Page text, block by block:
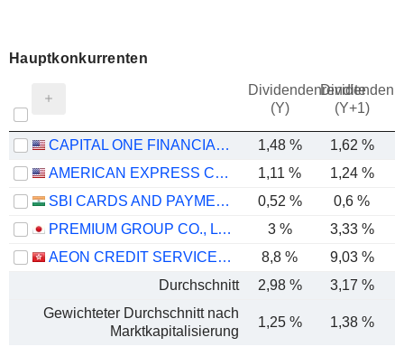
Hauptkonkurrenten
Dividendenrendite
(Y)
(Y+1)
CAPITAL ONE FINANCIAL CORPORATION 1,48 % 1,62 %
AMERICAN EXPRESS COMPANY
1,11 % 1,24 %
SBI CARDS AND PAYMENT SERVICES LIMITED
0,52 % 0,6 %
PREMIUM GROUP CO., LTD.
3 % 3,33 %
AEON CREDIT SERVICE (ASIA) COMPANY LIMITED
8,8 %
9,03 %
Durchschnitt
2,98 % 3,17 %
Gewichteter Durchschnitt nach
Marktkapitalisierung
1,25 % 1,38 %